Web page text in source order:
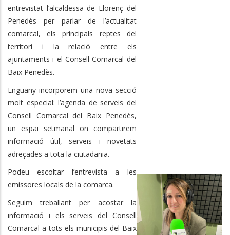
entrevistat l’alcaldessa de Llorenç del
Penedès per parlar de l’actualitat
comarcal, els principals reptes del
territori i la relació entre els
ajuntaments i el Consell Comarcal del
Baix Penedès.
Enguany incorporem una nova secció
molt especial: l’agenda de serveis del
Consell Comarcal del Baix Penedès,
un espai setmanal on compartirem
informació útil, serveis i novetats
adreçades a tota la ciutadania.
Podeu escoltar l’entrevista a les
emissores locals de la comarca.
Seguim treballant per acostar la
informació i els serveis del Consell
Comarcal a tots els municipis del Baix